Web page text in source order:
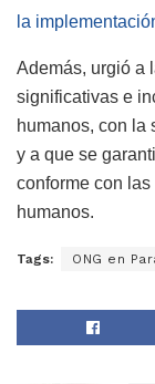
la
Además, urgió a
significativas e
humanos, con la
y a que se
conforme con
humanos.
Tags: ONG en